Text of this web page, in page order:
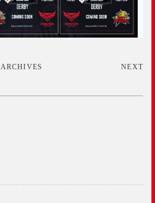
ARCHIVES NEXT